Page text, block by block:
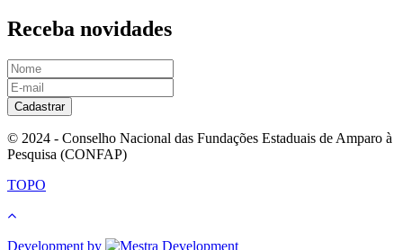
Receba novidades
Cadastrar
© 2024 - Conselho Nacional das Fundações Estaduais de Amparo à
Pesquisa (CONFAP)
TOPO
Development by